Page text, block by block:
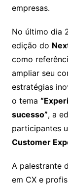
empresas.
No último dia
edição do
como
ampliar seu
estratégias
o tema
sucesso”, a
participantes
Customer
A palestrante
em CX e